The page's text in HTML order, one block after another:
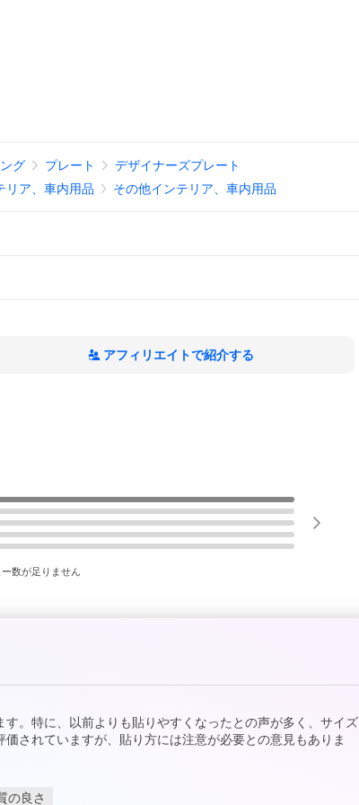
グ プレート
デザイナーズプレート
リア、車内用品 その他インテリア、車内用品
アフィリエイトで紹介する
数が足りません
。特に、以前よりも貼りやすくなったとの声が多く、サイズ
されていますが、貼り方には注意が必要との意見もありま
の良さ